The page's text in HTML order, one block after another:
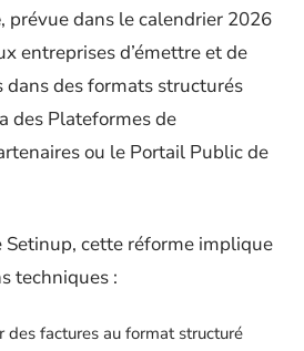
, prévue dans le calendrier 2026
entreprises d’émettre et de
dans des formats structurés
des Plateformes de
ou le Portail Public de
Setinup, cette réforme implique
techniques :
des factures au format structuré